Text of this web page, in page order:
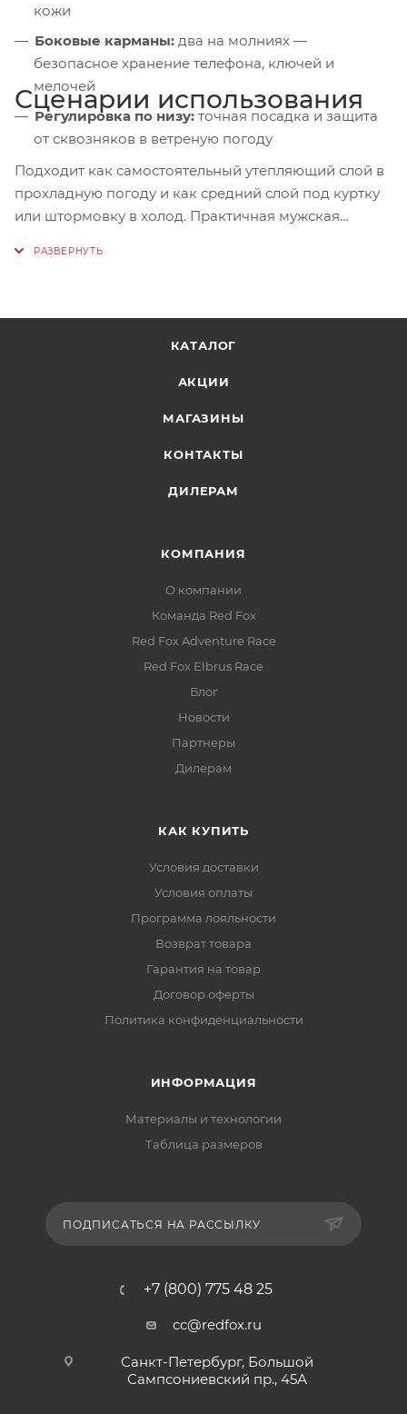
кожи
Боковые карманы: два на молниях —
безопасное хранение телефона, ключей и
мелочей
Регулировка по низу: точная посадка и защита
от сквозняков в ветреную погоду
Сценарии использования
Подходит как самостоятельный утепляющий слой в
прохладную погоду и как средний слой под куртку
или штормовку в холод. Практичная мужская
КАТАЛОГ
АКЦИИ
МАГАЗИНЫ
КОНТАКТЫ
ДИЛЕРАМ
КОМПАНИЯ
О компании
Команда Red Fox
Red Fox Adventure Race
Red Fox Elbrus Race
Блог
Новости
Партнеры
Дилерам
КАК КУПИТЬ
Условия доставки
Условия оплаты
Программа лояльности
Возврат товара
Гарантия на товар
Договор оферты
Политика конфиденциальности
ИНФОРМАЦИЯ
Материалы и технологии
Таблица размеров
ПОДПИСАТЬСЯ НА РАССЫЛКУ
+7 (800) 775 48 25
cc@redfox.ru
Санкт-Петербург, Большой
Сампсониевский пр., 45А